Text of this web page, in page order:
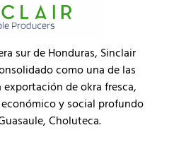
sur de Honduras, Sinclair
como una de las
exportación de okra fresca,
y social profundo
Choluteca.